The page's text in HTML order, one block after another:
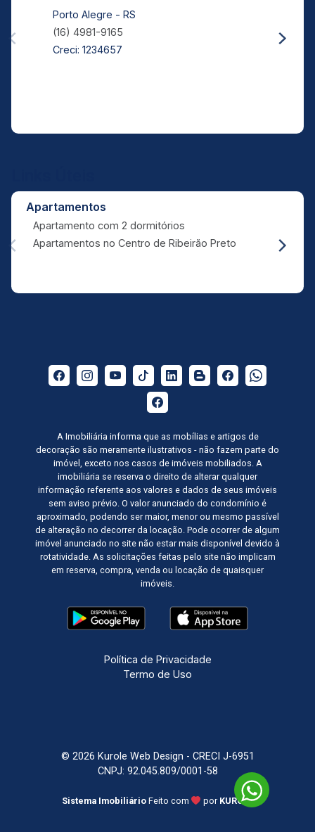
Porto Alegre - RS
(16) 4981-9165
Creci: 1234657
Apartamentos
Apartamento com 2 dormitórios
Apartamentos no Centro de Ribeirão Preto
A Imobiliária informa que as mobílias e artigos de
decoração são meramente ilustrativos - não fazem parte do
imóvel, exceto nos casos de imóveis mobiliados. A
imobiliária se reserva o direito de alterar qualquer
informação referente aos valores e dados de seus imóveis
sem aviso prévio. O valor anunciado do condomínio é
aproximado, podendo ser maior, menor ou mesmo passível
de alteração no decorrer da locação. Pode ocorrer de algum
imóvel anunciado no site não estar mais disponível devido à
rotatividade. As solicitações feitas pelo site não implicam
em reserva, compra, venda ou locação de quaisquer
imóveis.
Política de Privacidade
Termo de Uso
© 2026 Kurole Web Design - CRECI J-6951
CNPJ: 92.045.809/0001-58
Sistema Imobiliário Feito com por KUROLE